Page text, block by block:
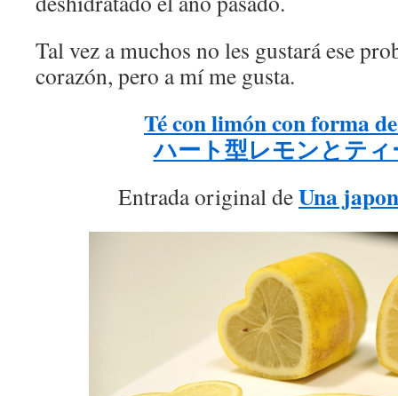
Tal vez a muchos no les gustará ese
corazón, pero a mí me gusta.
Té con limón con forma
ハート型レモンとテ
Entrada original deUna